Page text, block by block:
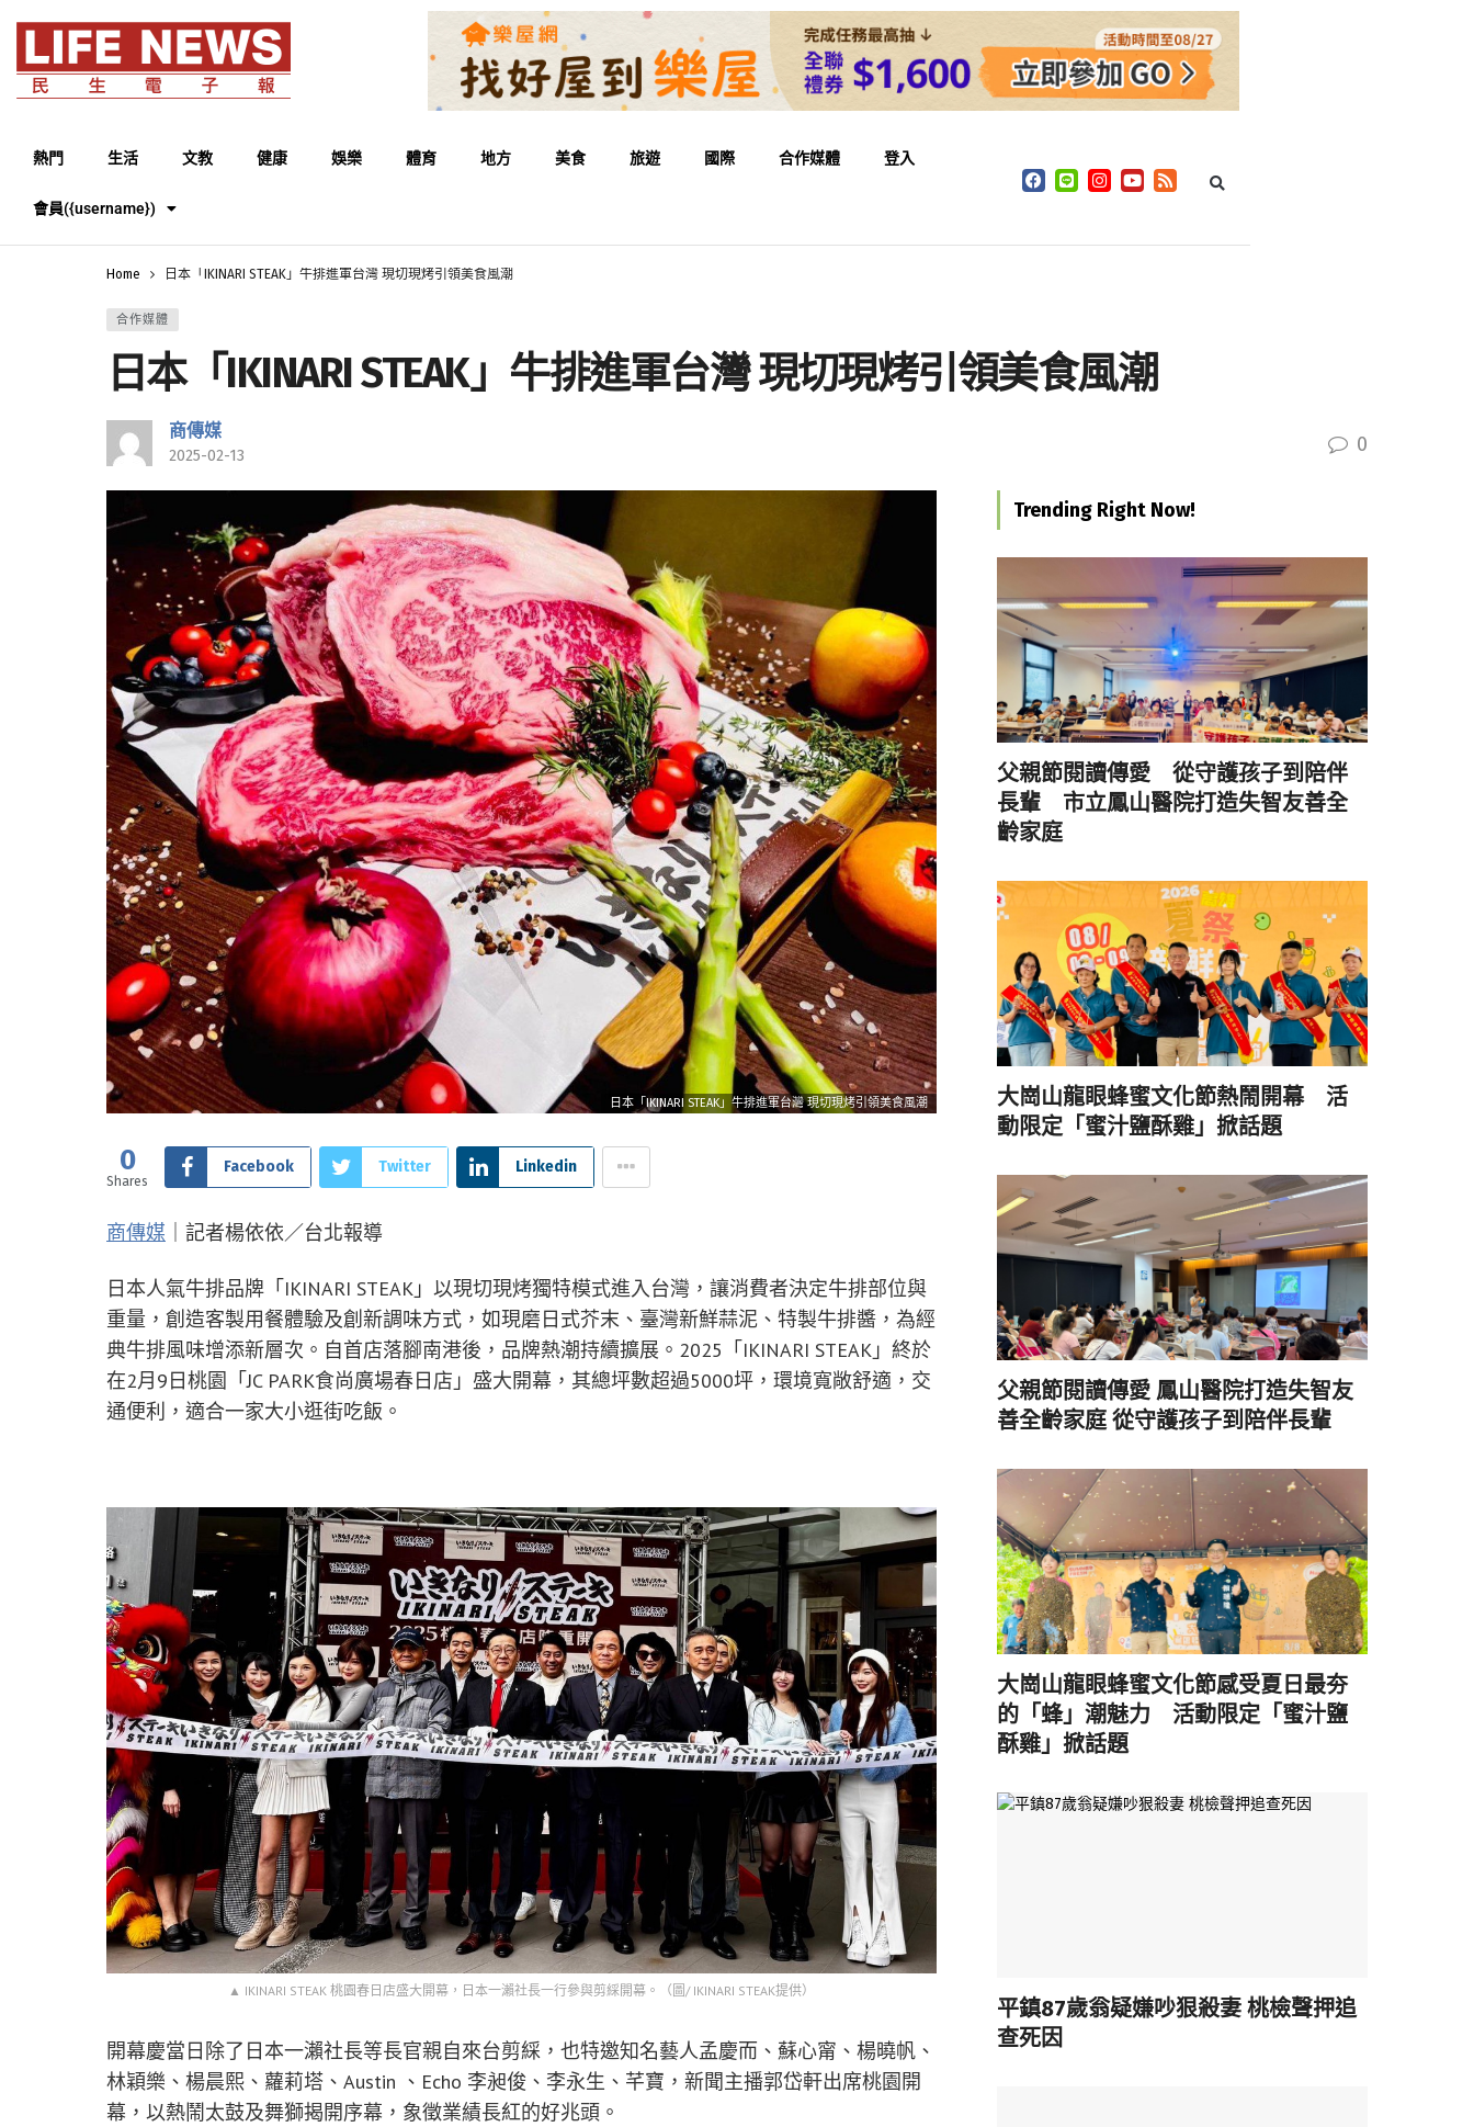
熱門 生活 文教 健康 娛樂 體育 地方 美食 旅遊 國際 合作媒體 登入
會員({username})
Home 日本「IKINARI STEAK」牛排進軍台灣 現切現烤引領美食風潮
合作媒體
日本「IKINARI STEAK」牛排進軍台灣 現切現烤引領美食風潮
商傳媒
2025-02-13 0
日本「IKINARI STEAK」牛排進軍台灣 現切現烤引領美食風潮
0
Shares
Facebook Twitter Linkedin
商傳媒 ｜記者楊依依／台北報導
日本人氣牛排品牌「IKINARI STEAK」以現切現烤獨特模式進入台灣，讓消費者決定牛排部位與
重量，創造客製用餐體驗及創新調味方式，如現磨日式芥末、臺灣新鮮蒜泥、特製牛排醬，為經
典牛排風味增添新層次。自首店落腳南港後，品牌熱潮持續擴展。2025「IKINARI STEAK」終於
在2月9日桃園「JC PARK食尚廣場春日店」盛大開幕，其總坪數超過5000坪，環境寬敞舒適，交
通便利，適合一家大小逛街吃飯。
▲ IKINARI STEAK 桃園春日店盛大開幕，日本一瀨社長一行參與剪綵開幕。（圖/ IKINARI STEAK提供）
開幕慶當日除了日本一瀨社長等長官親自來台剪綵，也特邀知名藝人孟慶而、蘇心甯、楊曉帆、
林穎樂、楊晨熙、蘿莉塔、Austin 、Echo 李昶俊、李永生、芊寶，新聞主播郭岱軒出席桃園開
幕，以熱鬧太鼓及舞獅揭開序幕，象徵業績長紅的好兆頭。
Trending Right Now!
父親節閱讀傳愛 從守護孩子到陪伴
長輩 市立鳳山醫院打造失智友善全
齡家庭
大崗山龍眼蜂蜜文化節熱鬧開幕 活
動限定「蜜汁鹽酥雞」掀話題
父親節閱讀傳愛 鳳山醫院打造失智友
善全齡家庭 從守護孩子到陪伴長輩
大崗山龍眼蜂蜜文化節感受夏日最夯
的「蜂」潮魅力 活動限定「蜜汁鹽
酥雞」掀話題
平鎮87歲翁疑嫌吵狠殺妻 桃檢聲押追
查死因